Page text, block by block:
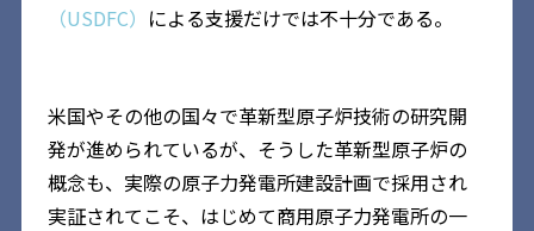
（USDFC） による支援だけでは不十分である。
米国やその他の国々で革新型原子炉技術の研究開
発が進められているが、そうした革新型原子炉の
概念も、実際の原子力発電所建設計画で採用され
実証されてこそ、はじめて商用原子力発電所の一